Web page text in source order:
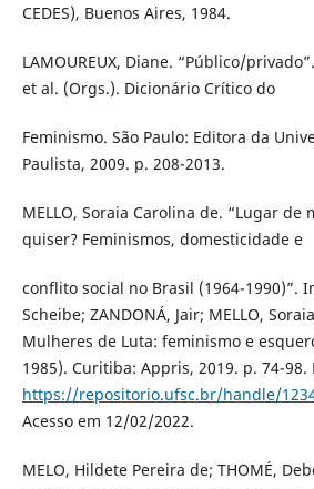
CEDES), Buenos Aires, 1984.
LAMOUREUX, Diane. “Público/
et al. (Orgs.). Dicionário Crítico do
Feminismo. São Paulo: Editora da
Paulista, 2009. p. 208-2013.
MELLO, Soraia Carolina de. “Lugar de
quiser? Feminismos, domesticidade e
conflito social no Brasil (1964-1990)”.
Scheibe; ZANDONÁ, Jair; MELLO,
Mulheres de Luta: feminismo e
1985). Curitiba: Appris, 2019. p. 74-98.
https://repositorio.ufsc.br/handle/
Acesso em 12/02/2022.
MELO, Hildete Pereira de; THOMÉ,